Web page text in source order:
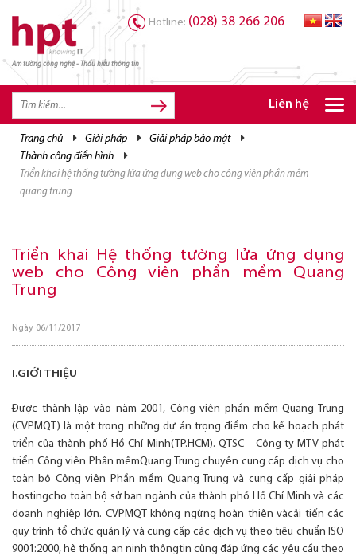
Am tường công nghệ - Thấu hiểu thông tin
Hotline: (028) 38 266 206
Liên hệ
trang chủ giải pháp
giải pháp bảo mật
thành công điển hình
triển khai hệ thống tường lửa ứng dụng web cho công viên phần mềm
quang trung
Triển khai Hệ thống tường lửa ứng dụng
web cho Công viên phần mềm Quang
Trung
Ngày 06/11/2017
I.GIỚI THIỆU
Được thành lập vào năm 2001, Công viên phần mềm Quang Trung
(CVPMQT) là một trong những dự án trọng điểm cho kế hoạch phát
triển của thành phố Hồ Chí Minh(TP.HCM). QTSC – Công ty MTV phát
triển Công viên Phần mềmQuang Trung chuyên cung cấp dịch vụ cho
toàn bộ Công viên Phần mềm Quang Trung và cung cấp giải pháp
hostingcho toàn bộ sở ban ngành của thành phố Hồ Chí Minh và các
doanh nghiệp lớn. CVPMQT không ngừng hoàn thiện vàcải tiến các
quy trình tổ chức quản lý và cung cấp các dịch vụ theo tiêu chuẩn ISO
9001:2000, hệ thống an ninh thôngtin cũng đáp ứng các yêu cầu theo
TRANG CHỦ
TRANG CHỦ
GIẢI PHÁP
DỊCH VỤ
CƠ HỘI NGHỀ NGHIỆP